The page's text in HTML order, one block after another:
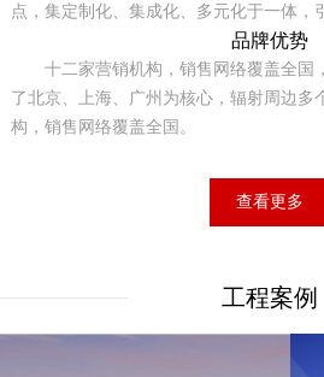
点，集定制化、集成化、多元化于一体，
品牌优势
十二家营销机构，销售网络覆盖全国
了北京、上海、广州为核心，辐射周边多
构，销售网络覆盖全国。
查看更多
工程案例